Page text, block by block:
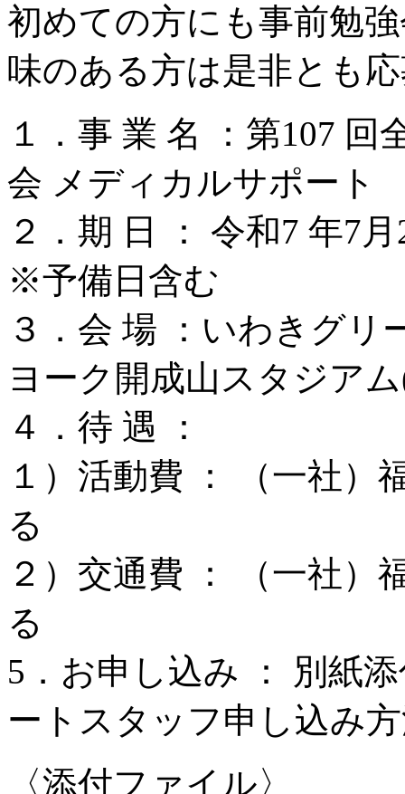
初めての方にも事前勉
味のある方は是非とも
１．事 業 名 ：第107
会 メディカルサポート
２．期 日 ： 令和7 年7
※予備日含む
３．会 場 ：いわきグリ
ヨーク開成山スタジア
４．待 遇 ：
１）活動費 ： （一社）
る
２）交通費 ： （一社）
る
5．お申し込み ： 別紙
ートスタッフ申し込み
〈添付ファイル〉